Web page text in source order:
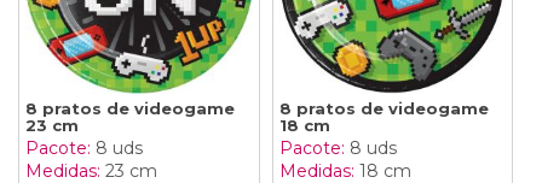
8 pratos de videogame
23 cm
Pacote: 8 uds
Medidas: 23 cm
8 pratos de videogame
18 cm
Pacote: 8 uds
Medidas: 18 cm